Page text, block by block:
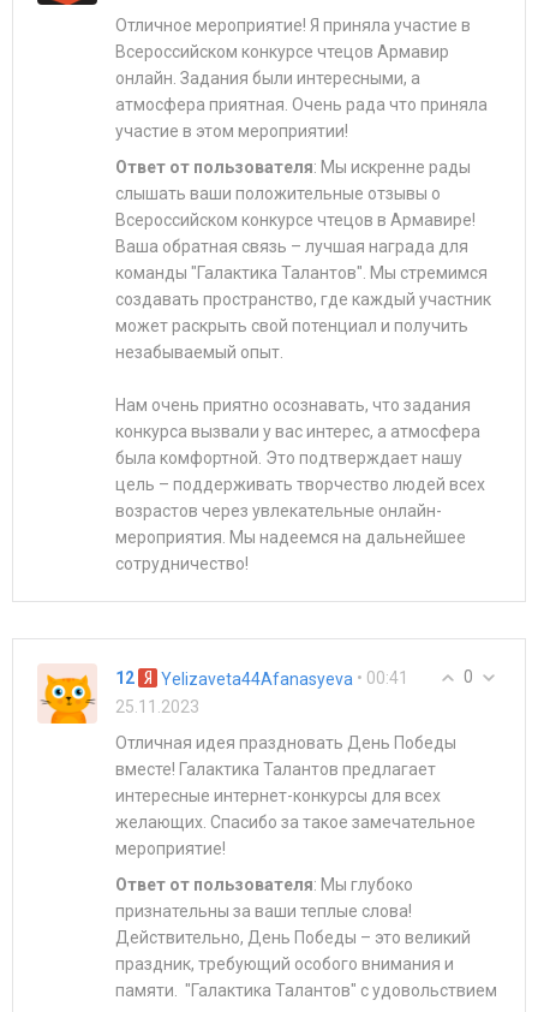
Отличное мероприятие! Я приняла участие в
Всероссийском конкурсе чтецов Армавир
онлайн. Задания были интересными, а
атмосфера приятная. Очень рада что приняла
участие в этом мероприятии!
Ответ от пользователя: Мы искренне рады
слышать ваши положительные отзывы о
Всероссийском конкурсе чтецов в Армавире!
Ваша обратная связь – лучшая награда для
команды "Галактика Талантов". Мы стремимся
создавать пространство, где каждый участник
может раскрыть свой потенциал и получить
незабываемый опыт.
Нам очень приятно осознавать, что задания
конкурса вызвали у вас интерес, а атмосфера
была комфортной. Это подтверждает нашу
цель – поддерживать творчество людей всех
возрастов через увлекательные онлайн-
мероприятия. Мы надеемся на дальнейшее
сотрудничество!
0
12 Yelizaveta44Afanasyeva • 00:41
25.11.2023
Отличная идея праздновать День Победы
вместе! Галактика Талантов предлагает
интересные интернет-конкурсы для всех
желающих. Спасибо за такое замечательное
мероприятие!
Ответ от пользователя: Мы глубоко
признательны за ваши теплые слова!
Действительно, День Победы – это великий
праздник, требующий особого внимания и
памяти. "Галактика Талантов" с удовольствием